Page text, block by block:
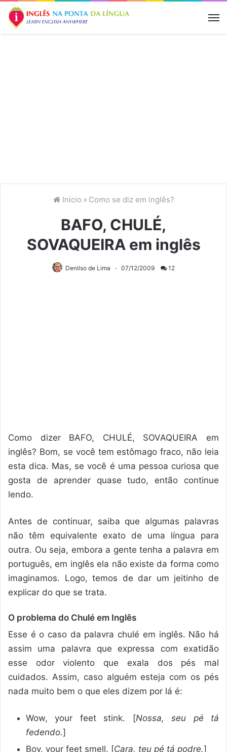
Início » Como se diz em inglês?
BAFO, CHULÉ,
SOVAQUEIRA em inglês
Denilso de Lima 07/12/2009 12
Como dizer BAFO, CHULÉ, SOVAQUEIRA em
inglês? Bom, se você tem estômago fraco, não leia
esta dica. Mas, se você é uma pessoa curiosa que
gosta de aprender quase tudo, então continue
lendo.
Antes de continuar, saiba que algumas palavras
não têm equivalente exato de uma língua para
outra. Ou seja, embora a gente tenha a palavra em
português, em inglês ela não existe da forma como
imaginamos. Logo, temos de dar um jeitinho de
explicar do que se trata.
O problema do Chulé em Inglês
Esse é o caso da palavra chulé em inglês. Não há
assim uma palavra que expressa com exatidão
esse odor violento que exala dos pés mal
cuidados. Assim, caso alguém esteja com os pés
nada muito bem o que eles dizem por lá é:
Wow, your feet stink. [Nossa, seu pé tá
fedendo.]
Boy, your feet smell. [Cara, teu pé tá podre.]